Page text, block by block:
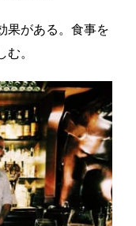
果がある。食事を
。